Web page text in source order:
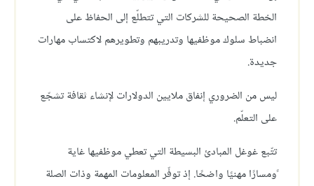
الخطة الصحيحة للشركات التي تتطلّع إلى الحفاظ على
انضباط سلوك موظفيها وتدريبهم وتطويرهم لاكتساب مهارات
جديدة.
ليس من الضروري إنفاق ملايين الدولارات لإنشاء ثقافة تشجّع
على التعلّم.
تتّبع غوغل المبادئ البسيطة التي تعطي موظفيها غاية
ًومسارًا مهنيًا واضحًا. إذ توفّر المعلومات المهمة وذات الصلة